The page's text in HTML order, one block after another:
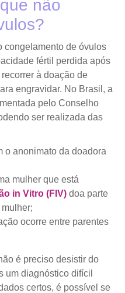
não
congelamento de óvulos
fértil perdida após
à doação de
engravidar. No Brasil, a
pelo Conselho
ser realizada das
o anonimato da doadora
mulher que está
in Vitro (FIV)doa parte
ocorre entre parentes
é preciso desistir do
um diagnóstico difícil
certos, é possível se